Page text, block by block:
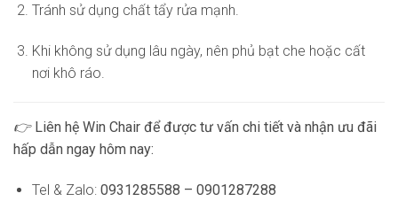
Tránh sử dụng chất tẩy rửa mạnh.
Khi không sử dụng lâu ngày, nên phủ bạt che hoặc cất
nơi khô ráo.
👉 Liên hệ Win Chair để được tư vấn chi tiết và nhận ưu đãi
hấp dẫn ngay hôm nay:
Tel & Zalo: 0931285588 – 0901287288